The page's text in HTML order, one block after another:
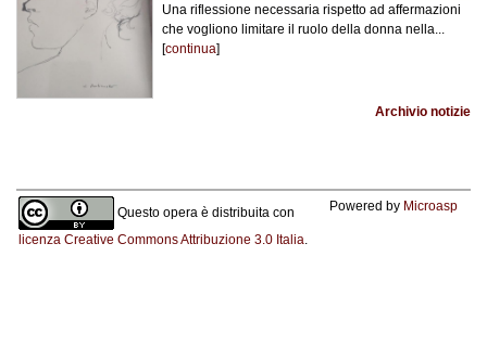
Una riflessione necessaria rispetto ad affermazioni
che vogliono limitare il ruolo della donna nella...
[continua]
Archivio notizie
Questo opera è distribuita con
licenza Creative Commons Attribuzione 3.0 Italia.
Powered by Microasp